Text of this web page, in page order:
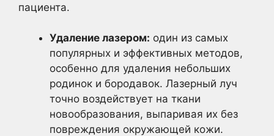
пациента.
Удаление лазером: один из самых
популярных и эффективных методов,
особенно для удаления небольших
родинок и бородавок. Лазерный луч
точно воздействует на ткани
новообразования, выпаривая их без
повреждения окружающей кожи.